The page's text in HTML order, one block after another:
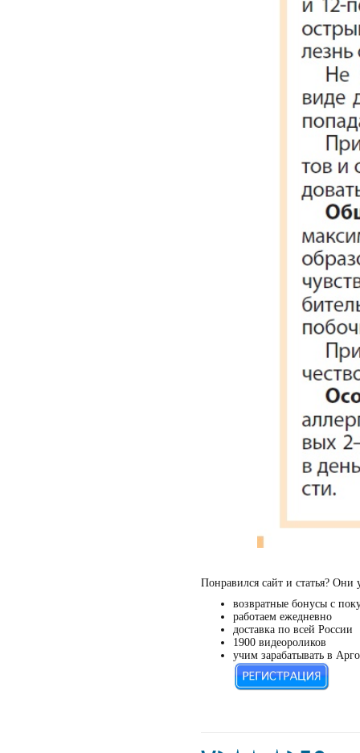
Понравился сайт и статья? Они
возвратные бонусы с
работаем ежедневно
доставка по всей России
1900 видеороликов
учим зарабатывать в Арго